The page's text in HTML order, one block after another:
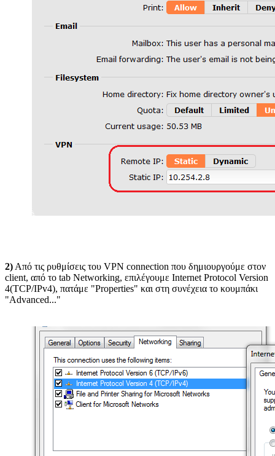
2) Από τις ρυθμίσεις του VPN connection που δημιουργούμε στον
client, από το tab Networking, επιλέγουμε Internet Protocol Version
4(TCP/IPv4), πατάμε "Properties" και στη συνέχεια το κουμπάκι
"Advanced..."